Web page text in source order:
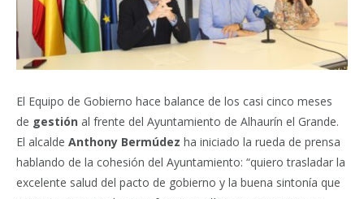
El Equipo de Gobierno hace balance de los casi cinco meses
de gestión al frente del Ayuntamiento de Alhaurín el Grande.
El alcalde Anthony Bermúdez ha iniciado la rueda de prensa
hablando de la cohesión del Ayuntamiento: “quiero trasladar la
excelente salud del pacto de gobierno y la buena sintonía que